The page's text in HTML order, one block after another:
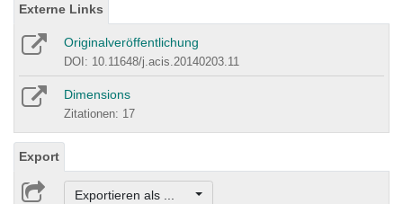
Externe Links
Originalveröffentlichung
DOI: 10.11648/j.acis.20140203.11
Dimensions
Zitationen: 17
Export
Exportieren als ...